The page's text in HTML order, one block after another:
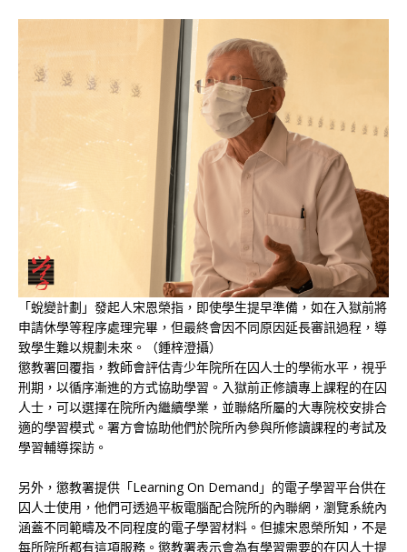
「蛻變計劃」發起人宋恩榮指，即使學生提早準備，如在入獄前將
申請休學等程序處理完畢，但最終會因不同原因延長審訊過程，導
致學生難以規劃未來。（鍾梓澄攝）
懲教署回覆指，教師會評估青少年院所在囚人士的學術水平，視乎
刑期，以循序漸進的方式協助學習。入獄前正修讀專上課程的在囚
人士，可以選擇在院所內繼續學業，並聯絡所屬的大專院校安排合
適的學習模式。署方會協助他們於院所內參與所修讀課程的考試及
學習輔導探訪。
另外，懲教署提供「Learning On Demand」的電子學習平台供在
囚人士使用，他們可透過平板電腦配合院所的內聯網，瀏覽系統內
涵蓋不同範疇及不同程度的電子學習材料。但據宋恩榮所知，不是
每所院所都有這項服務。懲教署表示會為有學習需要的在囚人士提